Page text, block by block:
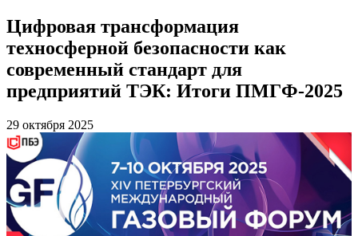
Цифровая трансформация
техносферной безопасности как
современный стандарт для
предприятий ТЭК: Итоги ПМГФ-2025
29 октября 2025